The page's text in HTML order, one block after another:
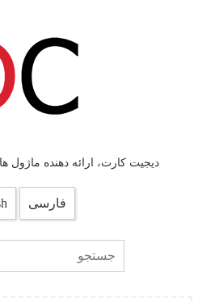
دیجیت کارت، ارائه دهنده
فارسی